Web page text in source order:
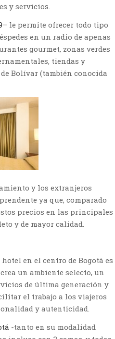
y servicios.
– le permite ofrecer todo tipo
en un radio de apenas
gourmet, zonas verdes
tiendas y
Bolívar (también conocida
y los extranjeros
ya que, comparado
precios en las principales
y de mayor calidad.
en el centro de Bogotá es
un ambiente selecto, un
de última generación y
el trabajo a los viajeros
y autenticidad.
-tanto en su modalidad